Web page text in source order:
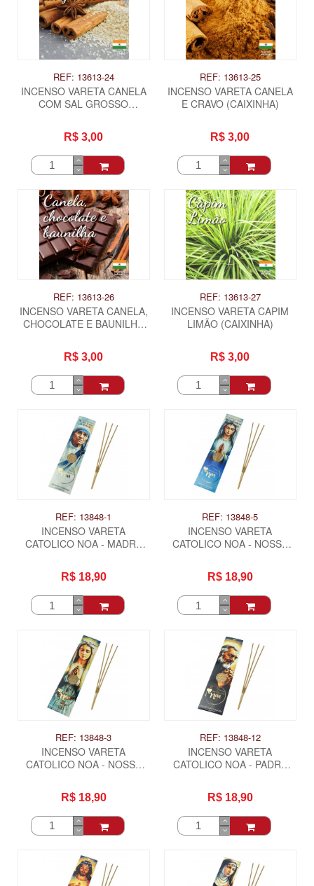
REF: 13613-24
INCENSO VARETA CANELA
COM SAL GROSSO
R$ 3,00
REF: 13613-25
INCENSO VARETA CANELA
E CRAVO (CAIXINHA)
R$ 3,00
REF: 13613-26
INCENSO VARETA CANELA,
CHOCOLATE E BAUNILHA
R$ 3,00
REF: 13613-27
INCENSO VARETA CAPIM
LIMÃO (CAIXINHA)
R$ 3,00
REF: 13848-1
INCENSO VARETA
CATOLICO NOA - MADRE
R$ 18,90
REF: 13848-5
INCENSO VARETA
CATOLICO NOA - NOSSA
R$ 18,90
REF: 13848-3
INCENSO VARETA
CATOLICO NOA - NOSSA
R$ 18,90
REF: 13848-12
INCENSO VARETA
CATOLICO NOA - PADRE
R$ 18,90